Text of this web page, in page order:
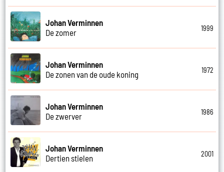
Johan Verminnen
De zomer
1999
Johan Verminnen
De zonen van de oude koning
1972
Johan Verminnen
De zwerver
1986
Johan Verminnen
Dertien stielen
2001